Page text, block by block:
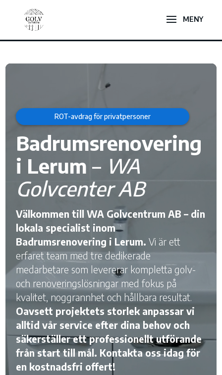
Videospelare
ROT-avdrag för privatpersoner
Badrumsrenovering
i Lerum – WA
Golvcenter AB
Välkommen till WA Golvcentrum AB – din
lokala specialist inom
Badrumsrenovering i Lerum. Vi är ett
erfaret team med tre dedikerade
medarbetare som levererar kompletta golv-
och renoveringslösningar med fokus på
kvalitet, noggrannhet och hållbara resultat.
Oavsett projektets storlek anpassar vi
alltid vår service efter dina behov och
säkerställer ett professionellt utförande
från start till mål. Kontakta oss idag för
en kostnadsfri offert!